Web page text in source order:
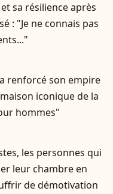
sa résilience après
: "Je ne connais pas
renforcé son empire
iconique de la
hommes"
les personnes qui
leur chambre en
de démotivation